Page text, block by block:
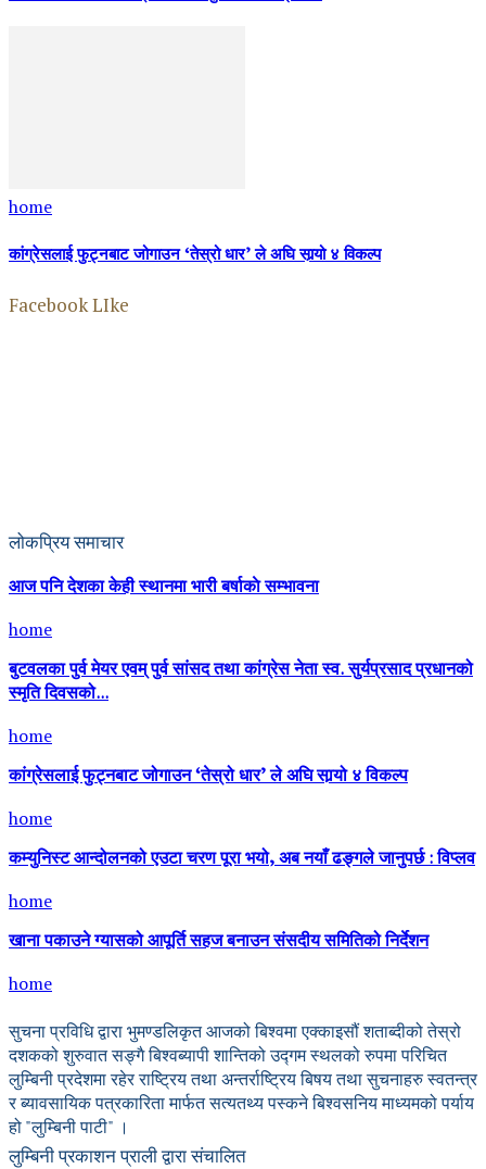
home
कांग्रेसलाई फुट्नबाट जोगाउन ‘तेस्रो धार’ ले अघि सार्‍यो ४ विकल्प
Facebook LIke
लोकप्रिय समाचार
आज पनि देशका केही स्थानमा भारी बर्षाकाे सम्भावना
home
बुटवलका पुर्व मेयर एवम् पुर्व सांसद तथा कांग्रेस नेता स्व. सुर्यप्रसाद प्रधानको
स्मृति दिवसको...
home
कांग्रेसलाई फुट्नबाट जोगाउन ‘तेस्रो धार’ ले अघि सार्‍यो ४ विकल्प
home
कम्युनिस्ट आन्दोलनको एउटा चरण पूरा भयो, अब नयाँ ढङ्गले जानुपर्छ : विप्लव
home
खाना पकाउने ग्यासको आपूर्ति सहज बनाउन संसदीय समितिको निर्देशन
home
सुचना प्रविधि द्वारा भुमण्डलिकृत आजको बिश्वमा एक्काइसौं शताब्दीको तेस्रो
दशकको शुरुवात सङ्गै बिश्वब्यापी शान्तिको उद्गम स्थलको रुपमा परिचित
लुम्बिनी प्रदेशमा रहेर राष्ट्रिय तथा अन्तर्राष्ट्रिय बिषय तथा सुचनाहरु स्वतन्त्र
र ब्यावसायिक पत्रकारिता मार्फत सत्यतथ्य पस्कने बिश्वसनिय माध्यमको पर्याय
हो "लुम्बिनी पाटी" ।
लुम्बिनी प्रकाशन प्राली द्वारा संचालित